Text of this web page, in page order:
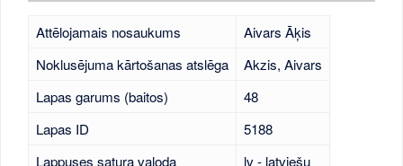
Attēlojamais nosaukums
Aivars Āķis
Noklusējuma kārtošanas atslēga
Akzis, Aivars
Lapas garums (baitos)
48
Lapas ID
5188
Lappuses satura valoda
lv - latviešu